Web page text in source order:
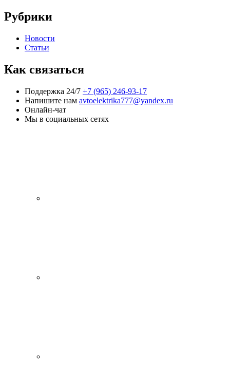
Рубрики
Новости
Статьи
Как связаться
Поддержка 24/7 +7 (965) 246-93-17
Напишите нам avtoelektrika777@yandex.ru
Онлайн-чат
Мы в социальных сетях